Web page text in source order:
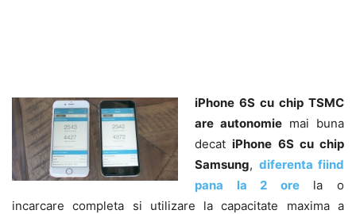
iPhone 6S cu chip TSMC
are autonomie mai buna
decatiPhone 6S cu chip
Samsung, diferenta fiind
pana la 2 orela o
incarcare completa si utilizare la capacitate maxima a